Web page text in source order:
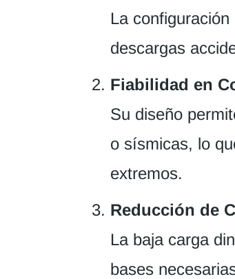
La
descargas
Fiabilidad en
Su diseño
o sísmicas, lo
extremos.
Reducción de
La baja carga
bases